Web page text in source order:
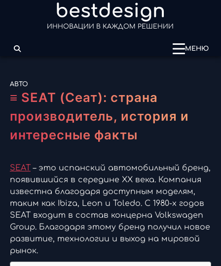
содержимому
bestdesign
ИННОВАЦИИ В КАЖДОМ РЕШЕНИИ
МЕНЮ
АВТО
≡ SEAT (Сеат): страна
производитель, история и
интересные факты
SEAT – это испанский автомобильный бренд,
появившийся в середине XX века. Компания
известна благодаря доступным моделям,
таким как Ibiza, Leon и Toledo. С 1980-х годов
SEAT входит в состав концерна Volkswagen
Group. Благодаря этому бренд получил новое
развитие, технологии и выход на мировой
рынок.